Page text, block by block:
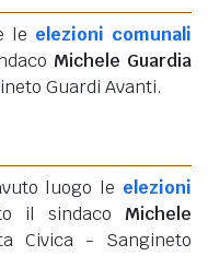
le elezioni comunali
Michele Guardia
Guardi Avanti.
luogo le elezioni
il sindaco Michele
Civica - Sangineto